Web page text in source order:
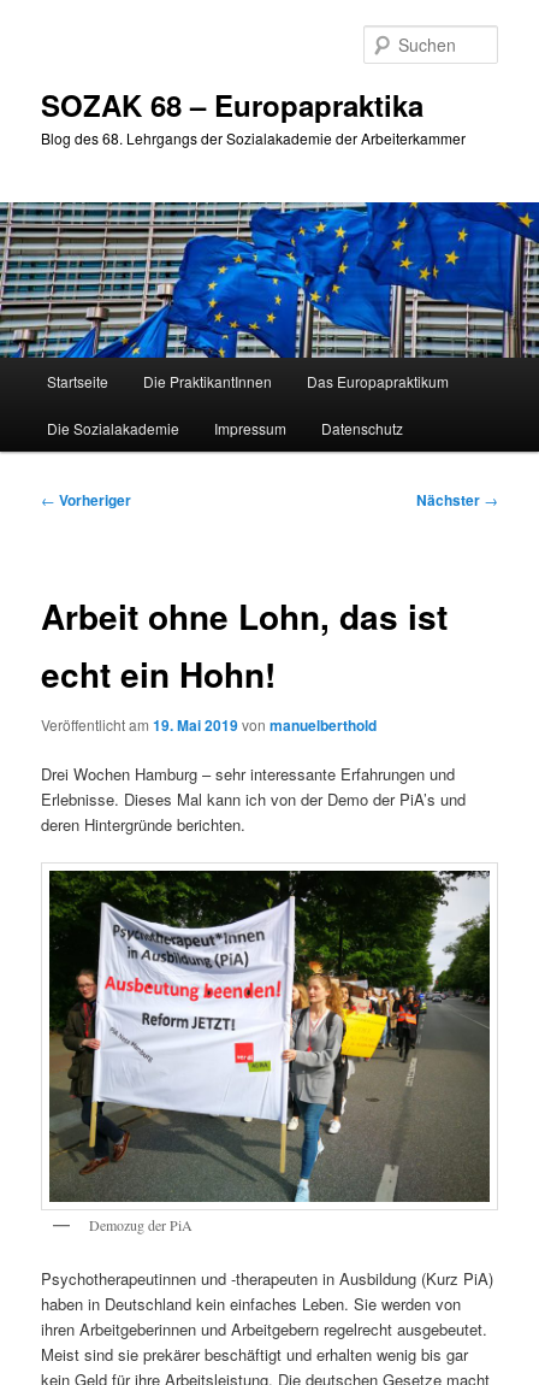
SOZAK 68 – Europapraktika
Blog des 68. Lehrgangs der Sozialakademie der Arbeiterkammer
Startseite Die PraktikantInnen Das Europapraktikum
Die Sozialakademie Impressum Datenschutz
Beitragsnavigation
← Vorheriger Nächster →
Arbeit ohne Lohn, das ist
echt ein Hohn!
Veröffentlicht am19. Mai 2019vonmanuelberthold
Drei Wochen Hamburg – sehr interessante Erfahrungen und
Erlebnisse. Dieses Mal kann ich von der Demo der PiA’s und
deren Hintergründe berichten.
Demozug der PiA
Psychotherapeutinnen und -therapeuten in Ausbildung (Kurz PiA)
haben in Deutschland kein einfaches Leben. Sie werden von
ihren Arbeitgeberinnen und Arbeitgebern regelrecht ausgebeutet.
Meist sind sie prekärer beschäftigt und erhalten wenig bis gar
kein Geld für ihre Arbeitsleistung. Die deutschen Gesetze macht